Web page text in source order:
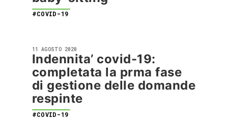
#COVID-19
11 AGOSTO 2020
Indennita’ covid-19:
completata la prma fase
di gestione delle domande
respinte
#COVID-19